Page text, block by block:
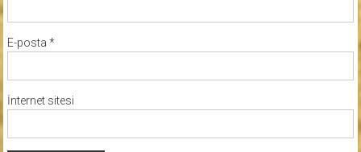
E-posta *
İnternet sitesi